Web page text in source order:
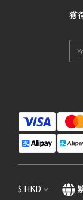
獲
$ HKD